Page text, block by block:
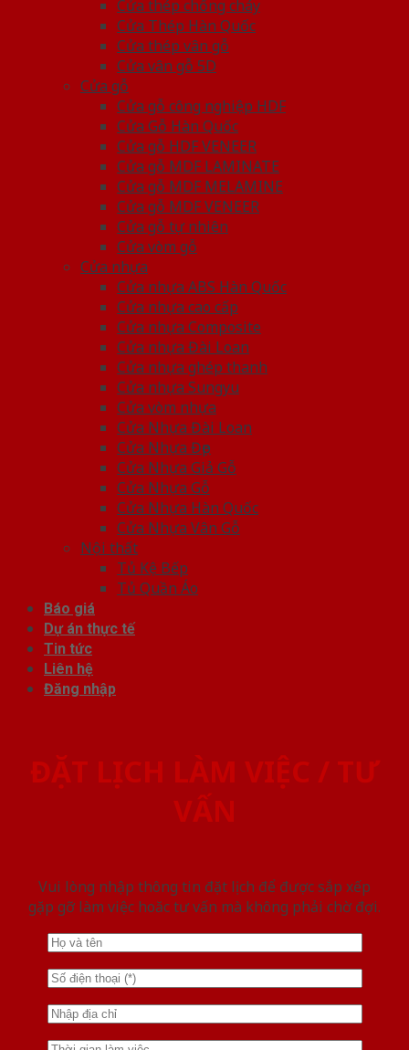
Cửa thép chống cháy
Cửa Thép Hàn Quốc
Cửa thép vân gỗ
Cửa vân gỗ 5D
Cửa gỗ
Cửa gỗ công nghiệp HDF
Cửa Gỗ Hàn Quốc
Cửa gỗ HDF VENEER
Cửa gỗ MDF LAMINATE
Cửa gỗ MDF MELAMINE
Cửa gỗ MDF VENEER
Cửa gỗ tự nhiên
Cửa vòm gỗ
Cửa nhựa
Cửa nhựa ABS Hàn Quốc
Cửa nhựa cao cấp
Cửa nhựa Composite
Cửa nhựa Đài Loan
Cửa nhựa ghép thanh
Cửa nhựa Sungyu
Cửa vòm nhựa
Cửa Nhựa Đài Loan
Cửa Nhựa Đẹp
Cửa Nhựa Giả Gỗ
Cửa Nhựa Gỗ
Cửa Nhựa Hàn Quốc
Cửa Nhựa Vân Gỗ
Nội thất
Tủ Kệ Bếp
Tủ Quần Áo
Báo giá
Dự án thực tế
Tin tức
Liên hệ
Đăng nhập
ĐẶT LỊCH LÀM VIỆC / TƯ
VẤN
Vui lòng nhập thông tin đặt lịch để được sắp xếp
gặp gỡ làm việc hoăc tư vấn mà không phải chờ đợi.